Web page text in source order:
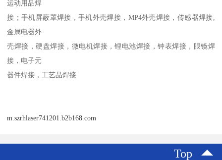
运动用品焊
接；手机屏蔽罩焊接，手机外壳焊接，MP4外壳焊接，传感器焊接,
金属电器外
壳焊接，硬盘焊接，微电机焊接，锂电池焊接，钟表焊接，眼镜焊
接，电子元
器件焊接，工艺品焊接
m.szrhlaser741201.b2b168.com
Top